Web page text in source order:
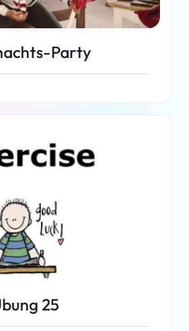
Party
25